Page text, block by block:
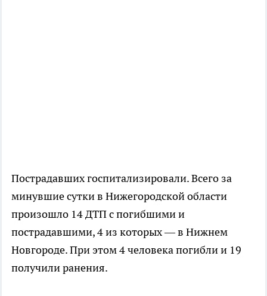
Пострадавших госпитализировали. Всего за
минувшие сутки в Нижегородской области
произошло 14 ДТП с погибшими и
пострадавшими, 4 из которых — в Нижнем
Новгороде. При этом 4 человека погибли и 19
получили ранения.